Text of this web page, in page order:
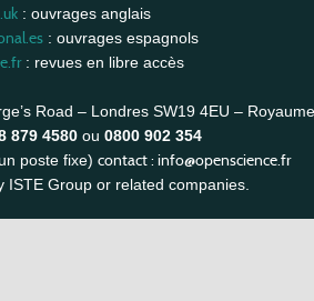
: ouvrages anglais
: ouvrages espagnols
: revues en libre accès
Road – Londres SW19 4EU –
879 4580 ou 0800 902 354
poste fixe) contact : info@openscience.fr
Group or related companies.